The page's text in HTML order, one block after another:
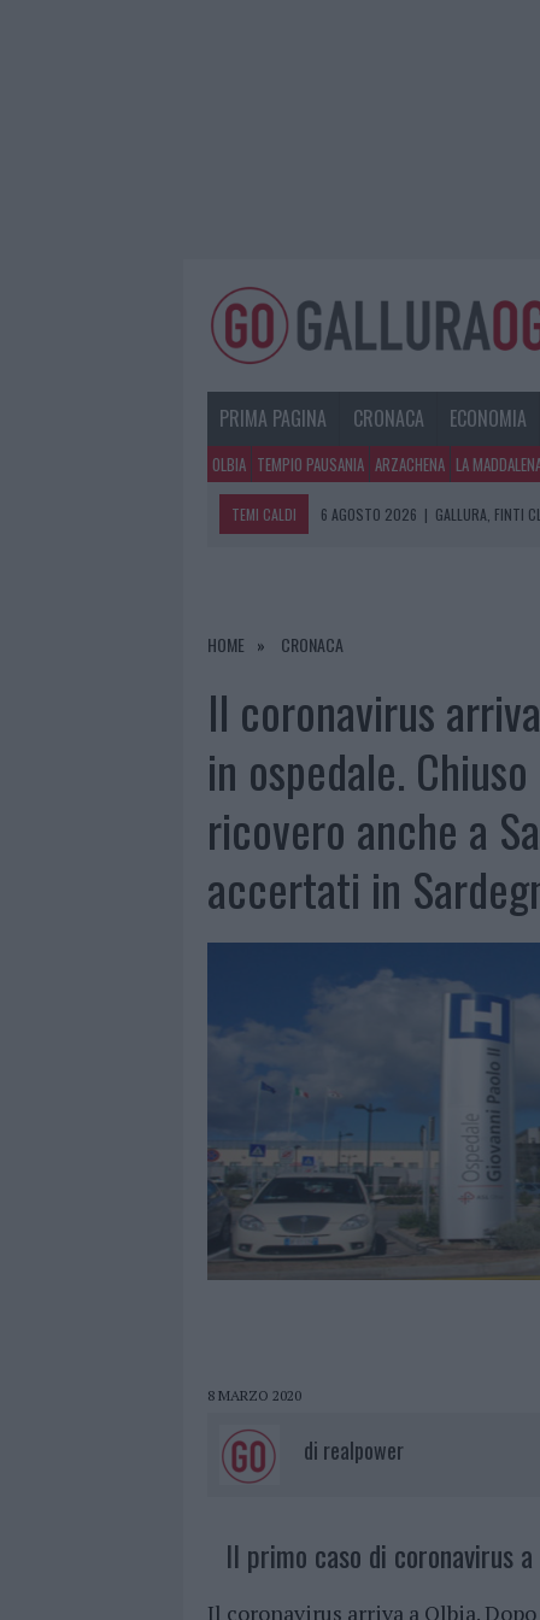
PRIMA PAGINA CRONACA ECONOMIA
OLBIA TEMPIO PAUSANIA ARZACHENA LA
TEMI CALDI 6 AGOSTO 2026 | GALLURA, FINTI
HOME CRONACA
Il coronavirus
in ospedale.
ricovero anche a
accertati in
8 MARZO 2020
di realpower
Il primo caso di coronavirus
Il coronavirus arriva a Olbia.